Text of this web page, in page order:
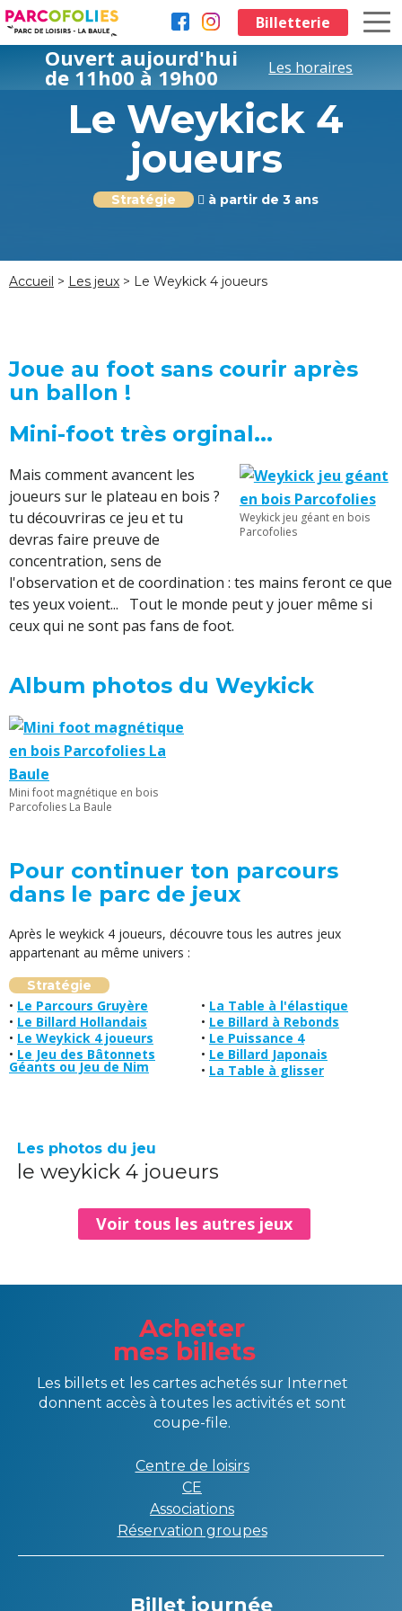
Aller au contenu principal
Ouvert aujourd'hui
de 11h00 à 19h00 Les horaires
Billetterie
Le Weykick 4
joueurs
Stratégie à partir de 3 ans
Accueil > Les jeux > Le Weykick 4 joueurs
Joue au foot sans courir après
un ballon !
Mini-foot très orginal...
Weykick jeu géant en bois
Parcofolies
Mais comment avancent les
joueurs sur le plateau en bois ?
tu découvriras ce jeu et tu
devras faire preuve de
concentration, sens de
l'observation et de coordination : tes mains feront ce que
tes yeux voient... Tout le monde peut y jouer même si
ceux qui ne sont pas fans de foot.
Album photos du Weykick
Mini foot magnétique en bois
Parcofolies La Baule
Pour continuer ton parcours
dans le parc de jeux
Après le weykick 4 joueurs, découvre tous les autres jeux
appartenant au même univers :
Stratégie
Le Parcours Gruyère
La Table à l'élastique
Le Billard Hollandais
Le Billard à Rebonds
Le Weykick 4 joueurs
Le Puissance 4
Le Jeu des Bâtonnets
Géants ou Jeu de Nim
Le Billard Japonais
La Table à glisser
Les photos du jeu
le weykick 4 joueurs
Voir tous les autres jeux
Acheter
mes billets
Les billets et les cartes achetés sur Internet
donnent accès à toutes les activités et sont
coupe-file.
Centre de loisirs
CE
Associations
Réservation groupes
Billet journée